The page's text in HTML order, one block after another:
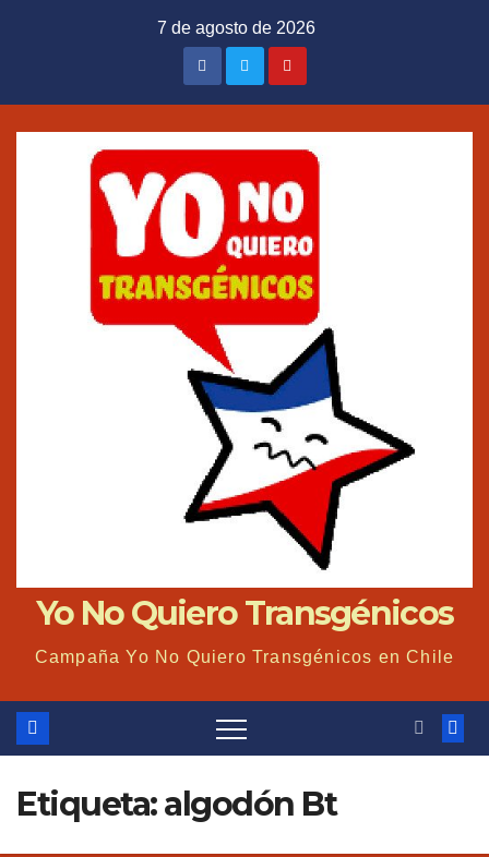
7 de agosto de 2026
Yo No Quiero Transgénicos
Campaña Yo No Quiero Transgénicos en Chile
Etiqueta: algodón Bt